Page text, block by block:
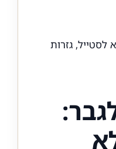
לסטייל, גזרות